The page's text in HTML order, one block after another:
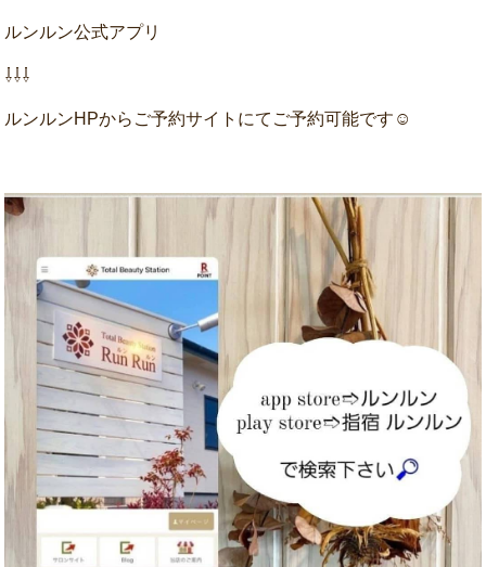
ルンルン公式アプリ
⇩⇩⇩
ルンルンHPからご予約サイトにてご予約可能です☺